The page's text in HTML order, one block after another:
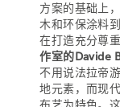
方案的基础上
木和环保涂料
在打造充分尊
作室的Davide
不用说法拉帝
地元素，而现